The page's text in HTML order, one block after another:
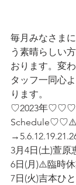
毎月みなさま
う素晴らしい
おります。変
タッフ一同心
ります。
♡2023年
Schedule♡♡⚠️
3月4日(土)萱原
6日(月)⚠️臨時
7日(火)吉本ひ